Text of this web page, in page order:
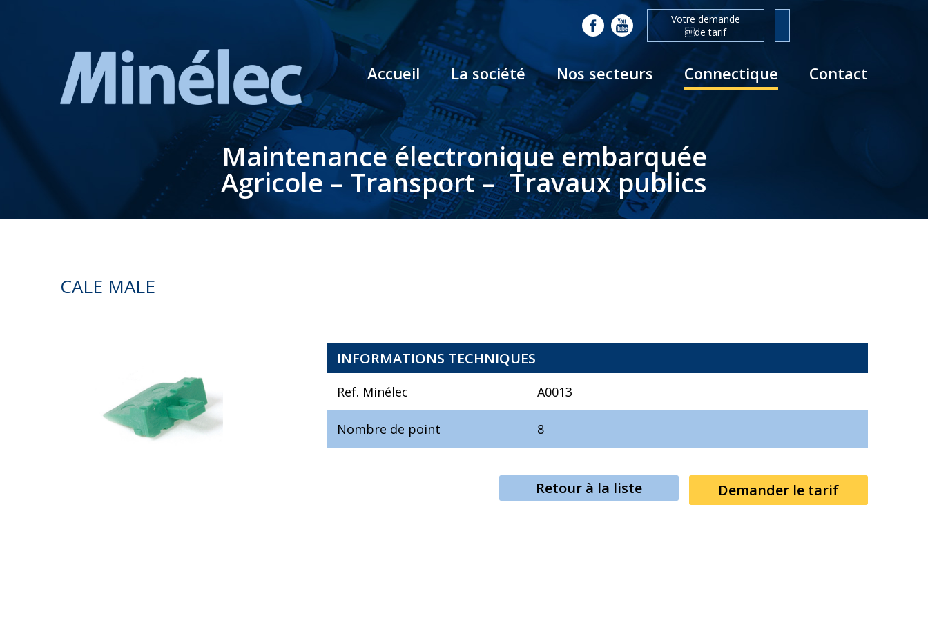
Votre demande
de tarif
Accueil La société Nos secteurs Connectique Contact
Maintenance électronique embarquée
Agricole – Transport – Travaux publics
CALE MALE
INFORMATIONS TECHNIQUES
Ref. Minélec A0013
Nombre de point 8
Retour à la liste Demander le tarif